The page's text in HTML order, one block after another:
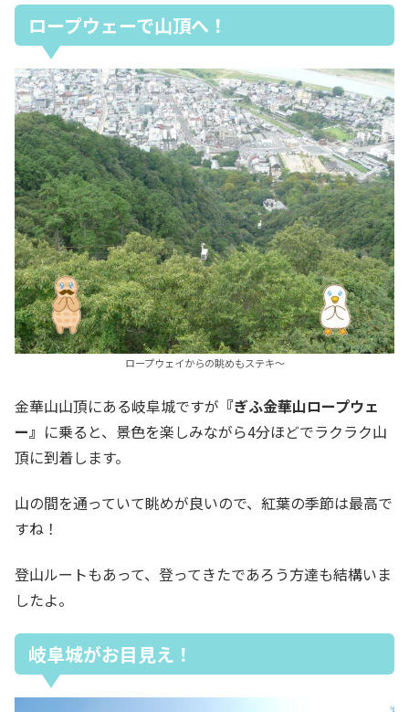
ロープウェーで山頂へ！
ロープウェイからの眺めもステキ～
金華山山頂にある岐阜城ですが 『ぎふ金華山ロープウェ
ー』 に乗ると、景色を楽しみながら4分ほどでラクラク山
頂に到着します。
山の間を通っていて眺めが良いので、紅葉の季節は最高で
すね！
登山ルートもあって、登ってきたであろう方達も結構いま
したよ。
岐阜城がお目見え！